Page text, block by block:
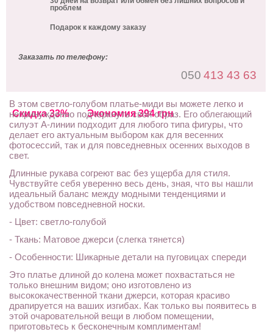
Скидка 33% Экономия 394 грн
проблем
Подарок к каждому заказу
Заказать по телефону:
050 413 43 63
В этом светло-голубом платье-миди вы можете легко и
непринужденно подчеркнуть свой образ. Его облегающий
силуэт А-линии подходит для любого типа фигуры, что
делает его актуальным выбором как для весенних
фотосессий, так и для повседневных осенних выходов в
свет.
Длинные рукава согреют вас без ущерба для стиля.
Чувствуйте себя уверенно весь день, зная, что вы нашли
идеальный баланс между модными тенденциями и
удобством повседневной носки.
- Цвет: светло-голубой
- Ткань: Матовое джерси (слегка тянется)
- Особенности: Шикарные детали на пуговицах спереди
Это платье длиной до колена может похвастаться не
только внешним видом; оно изготовлено из
высококачественной ткани джерси, которая красиво
драпируется на ваших изгибах. Как только вы появитесь в
этой очаровательной вещи в любом помещении,
приготовьтесь к бесконечным комплиментам!